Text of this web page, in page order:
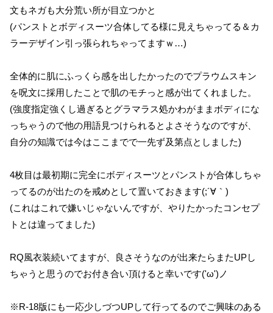
文もネガも大分荒い所が目立つかと
(パンストとボディスーツ合体してる様に見えちゃってる＆カ
ラーデザイン引っ張られちゃってますｗ…)
全体的に肌にふっくら感を出したかったのでプラウムスキン
を呪文に採用したことで肌のモチっと感が出てくれました。
(強度指定強くし過ぎるとグラマラス処かわがままボディにな
っちゃうので他の用語見つけられるとよさそうなのですが、
自分の知識では今はここまでで一先ず及第点としました)
4枚目は最初期に完全にボディスーツとパンストが合体しちゃ
ってるのが出たのを戒めとして置いておきます(;´∀｀)
(これはこれで嫌いじゃないんですが、やりたかったコンセプ
トとは違ってました)
RQ風衣装続いてますが、良さそうなのが出来たらまたUPし
ちゃうと思うのでお付き合い頂けると幸いです('ω')ノ
※R-18版にも一応少しづつUPして行ってるのでご興味のある